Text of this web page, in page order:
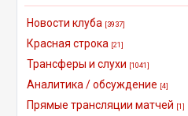
Новости клуба [3937]
Красная строка [21]
Трансферы и слухи [1041]
Аналитика / обсуждение [4]
Прямые трансляции матчей [1]